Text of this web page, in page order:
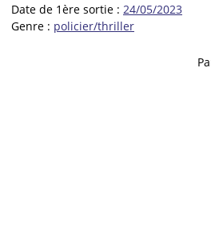
Date de 1ère sortie : 24/05/2023
Genre : policier/thriller